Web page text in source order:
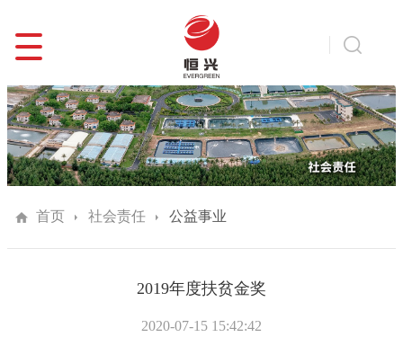
首页 社会责任 公益事业
2019年度扶贫金奖
2020-07-15 15:42:42